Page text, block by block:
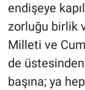
endişeye
zorluğu birlik
Milleti ve
de
başına; ya